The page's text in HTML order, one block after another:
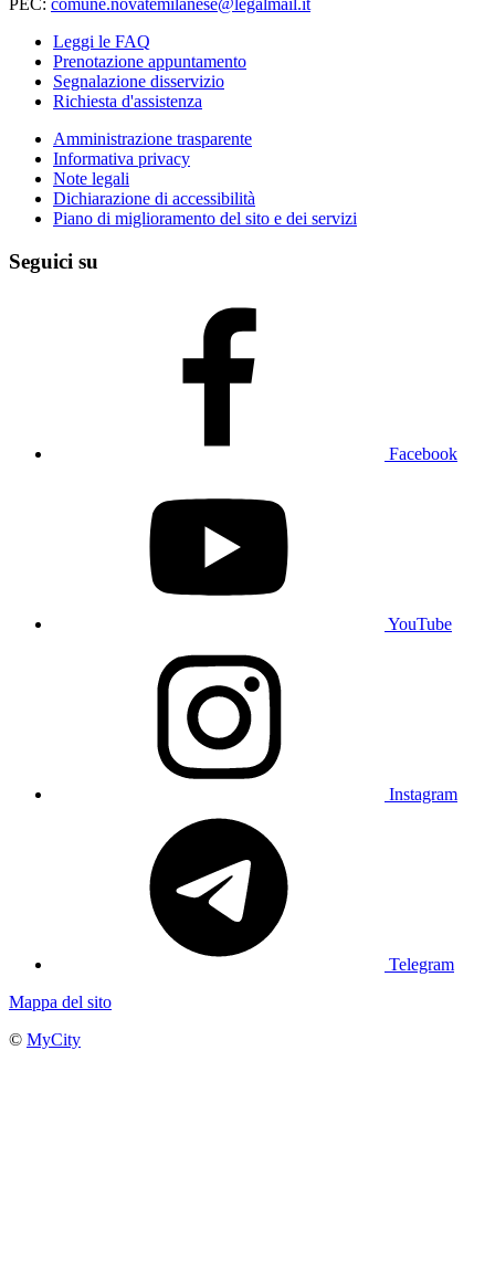
Leggi le FAQ
Prenotazione appuntamento
Segnalazione disservizio
Richiesta d'assistenza
Amministrazione trasparente
Informativa privacy
Note legali
Dichiarazione di accessibilità
Piano di miglioramento del sito e dei servizi
Seguici su
Facebook
YouTube
Instagram
Telegram
Mappa del sito
© MyCity